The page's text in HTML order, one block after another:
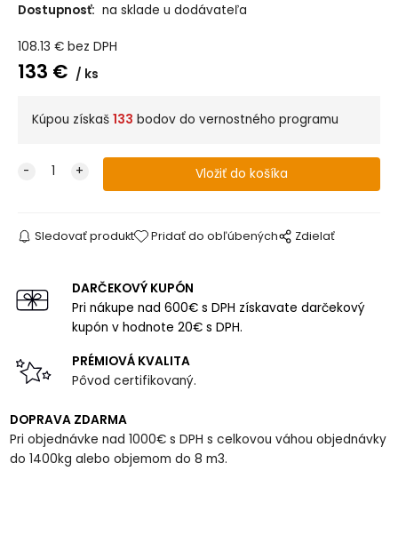
Dostupnosť: na sklade u dodávateľa
108.13 € bez DPH
133 € ks
Kúpou získaš 133 bodov do vernostného programu
Sledovať produkt Pridať do obľúbených Zdielať
DARČEKOVÝ KUPÓN
Pri nákupe nad 600€ s DPH získavate darčekový
kupón v hodnote 20€ s DPH.
PRÉMIOVÁ KVALITA
Pôvod certifikovaný.
DOPRAVA ZDARMA
Pri objednávke nad 1000€ s DPH s celkovou váhou objednávky
do 1400kg alebo objemom do 8 m3.